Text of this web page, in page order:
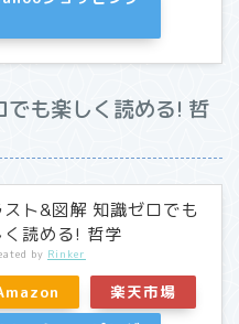
も楽しく読める! 哲
スト&図解 知識ゼロでも
く読める! 哲学
by Rinker
楽天市場